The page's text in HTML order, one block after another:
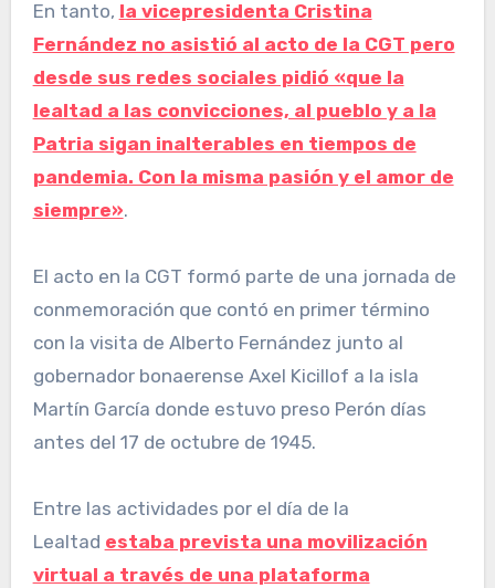
En tanto, la vicepresidenta Cristina
Fernández no asistió al acto de la CGT pero
desde sus redes sociales pidió «que la
lealtad a las convicciones, al pueblo y a la
Patria sigan inalterables en tiempos de
pandemia. Con la misma pasión y el amor de
siempre».
El acto en la CGT formó parte de una jornada de
conmemoración que contó en primer término
con la visita de Alberto Fernández junto al
gobernador bonaerense Axel Kicillof a la isla
Martín García donde estuvo preso Perón días
antes del 17 de octubre de 1945.
Entre las actividades por el día de la
Lealtad estaba prevista una movilización
virtual a través de una plataforma